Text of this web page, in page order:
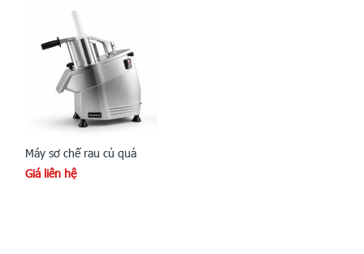
Máy sơ chế rau củ quả
Giá liên hệ